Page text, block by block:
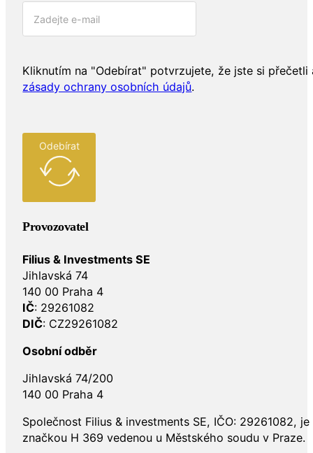
Kliknutím na "Odebírat" potvrzujete, že jste si přečetli
zásady ochrany osobních údajů.
Odebírat
Provozovatel
Filius & Investments SE
Jihlavská 74
140 00 Praha 4
IČ: 29261082
DIČ: CZ29261082
Osobní odběr
Jihlavská 74/200
140 00 Praha 4
Společnost Filius & investments SE, IČO: 29261082,
značkou H 369 vedenou u Městského soudu v Praze.